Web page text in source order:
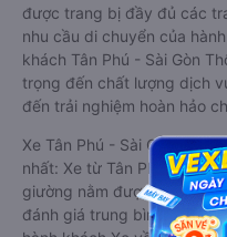
được trang bị đầy đủ các
nhu cầu di chuyển của
khách Tân Phú - Sài Gòn
trọng đến chất lượng dịch
đến trải nghiệm hoàn hảo
Xe Tân Phú - Sài Gòn
nhất: Xe từ Tân Phú - Sài
giường nằm được đánh giá
đánh giá trung bình từ 4.4/